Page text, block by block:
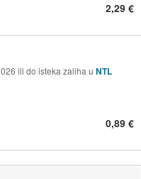
2,29 €
ili do isteka zaliha u NTL
0,89 €